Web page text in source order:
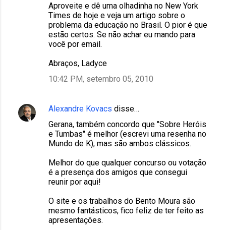
Aproveite e dê uma olhadinha no New York
Times de hoje e veja um artigo sobre o
problema da educação no Brasil. O pior é que
estão certos. Se não achar eu mando para
você por email.
Abraços, Ladyce
10:42 PM, setembro 05, 2010
Alexandre Kovacs disse…
Gerana, também concordo que "Sobre Heróis
e Tumbas" é melhor (escrevi uma resenha no
Mundo de K), mas são ambos clássicos.
Melhor do que qualquer concurso ou votação
é a presença dos amigos que consegui
reunir por aqui!
O site e os trabalhos do Bento Moura são
mesmo fantásticos, fico feliz de ter feito as
apresentações.